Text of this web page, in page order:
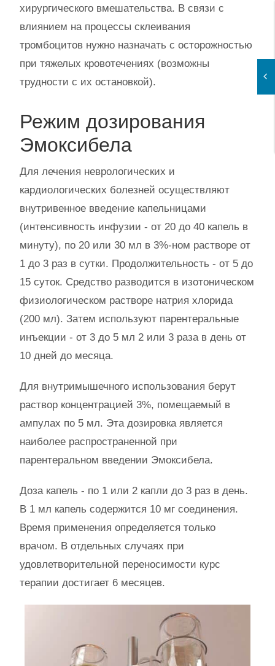
хирургического вмешательства. В связи с
влиянием на процессы склеивания
тромбоцитов нужно назначать с осторожностью
при тяжелых кровотечениях (возможны
трудности с их остановкой).
Режим дозирования
Эмоксибела
Для лечения неврологических и
кардиологических болезней осуществляют
внутривенное введение капельницами
(интенсивность инфузии - от 20 до 40 капель в
минуту), по 20 или 30 мл в 3%-ном растворе от
1 до 3 раз в сутки. Продолжительность - от 5 до
15 суток. Средство разводится в изотоническом
физиологическом растворе натрия хлорида
(200 мл). Затем используют парентеральные
инъекции - от 3 до 5 мл 2 или 3 раза в день от
10 дней до месяца.
Для внутримышечного использования берут
раствор концентрацией 3%, помещаемый в
ампулах по 5 мл. Эта дозировка является
наиболее распространенной при
парентеральном введении Эмоксибела.
Доза капель - по 1 или 2 капли до 3 раз в день.
В 1 мл капель содержится 10 мг соединения.
Время применения определяется только
врачом. В отдельных случаях при
удовлетворительной переносимости курс
терапии достигает 6 месяцев.